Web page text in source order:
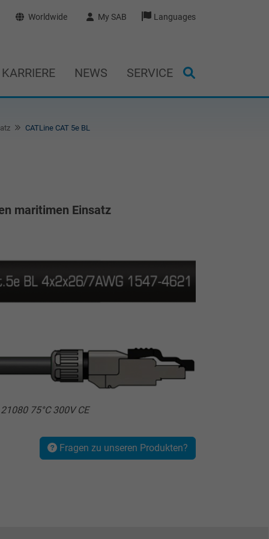
Worldwide My SAB Languages
KARRIERE NEWS SERVICE
CATLine CAT 5e BL
maritimen Einsatz
75°C 300V CE
Fragen zu unseren Produkten?